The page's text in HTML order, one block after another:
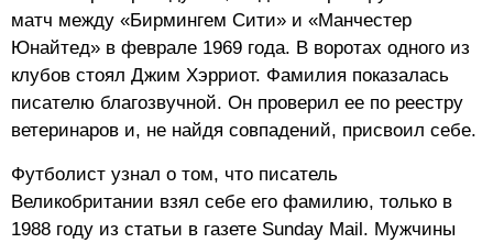
матч между «Бирмингем Сити» и «Манчестер
Юнайтед» в феврале 1969 года. В воротах одного из
клубов стоял Джим Хэрриот. Фамилия показалась
писателю благозвучной. Он проверил ее по реестру
ветеринаров и, не найдя совпадений, присвоил себе.
Футболист узнал о том, что писатель
Великобритании взял себе его фамилию, только в
1988 году из статьи в газете Sunday Mail. Мужчины